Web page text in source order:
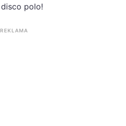
polo!
REKLAMA